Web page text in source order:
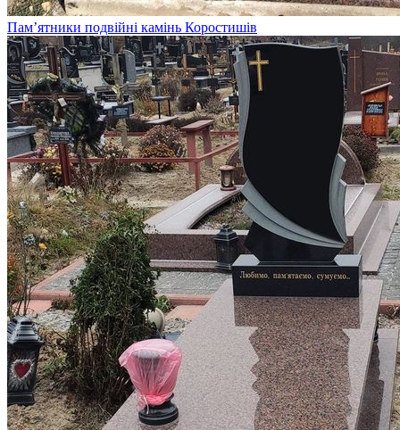
Пам’ятники подвійні камінь Коростишів